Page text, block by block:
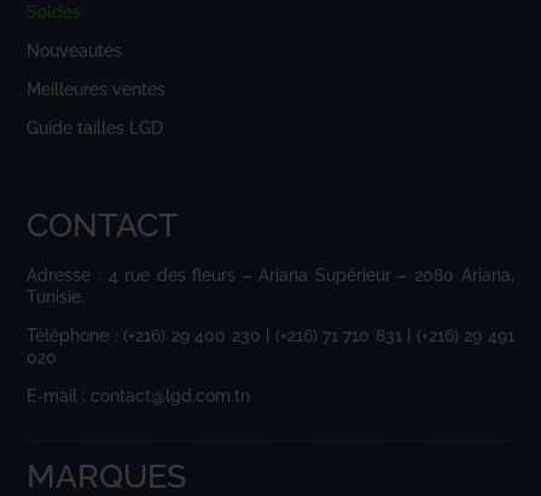
Soldes
Nouveautés
Meilleures ventes
Guide tailles LGD
CONTACT
Adresse : 4 rue des fleurs – Ariana Supérieur – 2080 Ariana,
Tunisie.
Téléphone : (+216) 29 400 230 | (+216) 71 710 831 | (+216) 29 491
020
E-mail : contact@lgd.com.tn
MARQUES